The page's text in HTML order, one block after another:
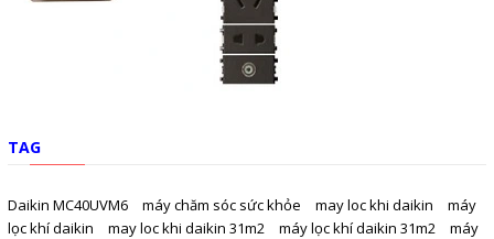
TAG
Daikin MC40UVM6 máy chăm sóc sức khỏe may loc khi daikin
máy
lọc khí daikin
may loc khi daikin 31m2 máy lọc khí daikin 31m2
máy